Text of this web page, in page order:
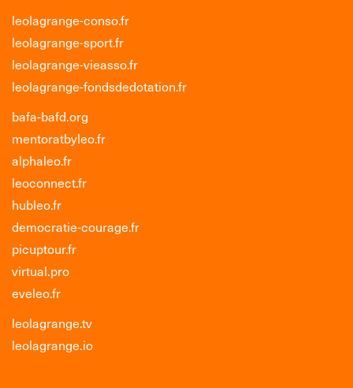
leolagrange-conso.fr
leolagrange-sport.fr
leolagrange-vieasso.fr
leolagrange-fondsdedotation.fr
bafa-bafd.org
mentoratbyleo.fr
alphaleo.fr
leoconnect.fr
hubleo.fr
democratie-courage.fr
picuptour.fr
virtual.pro
eveleo.fr
leolagrange.tv
leolagrange.io